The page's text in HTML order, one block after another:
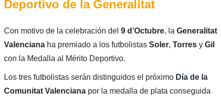
Deportivo de la Generalitat
Con motivo de la celebración del 9 d’Octubre, la Generalitat
Valencianaha premiado a los futbolistas Soler, Torres y Gil
con la Medalla al Mérito Deportivo.
Los tres futbolistas serán distinguidos el próximo Día de la
Comunitat Valencianapor la medalla de plata conseguida